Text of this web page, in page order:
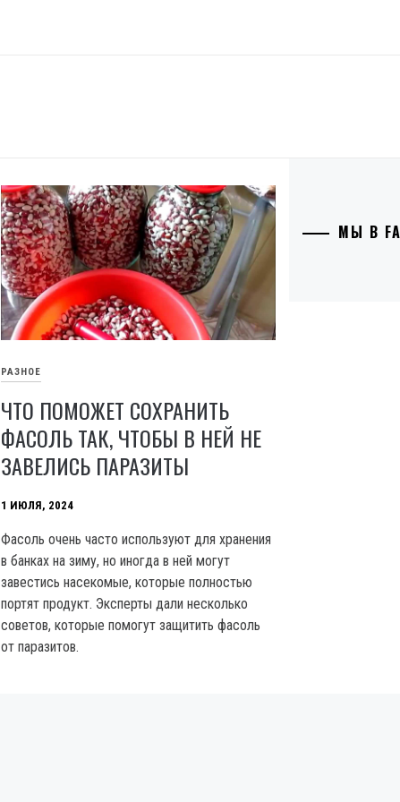
РАЗНОЕ
ЧТО ПОМОЖЕТ СОХРАНИТЬ
ФАСОЛЬ ТАК, ЧТОБЫ В НЕЙ НЕ
ЗАВЕЛИСЬ ПАРАЗИТЫ
1 ИЮЛЯ, 2024
Фасоль очень часто используют для хранения
в банках на зиму, но иногда в ней могут
завестись насекомые, которые полностью
портят продукт. Эксперты дали несколько
советов, которые помогут защитить фасоль
от паразитов.
МЫ В